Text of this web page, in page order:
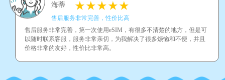
海蒂
售后服务非常完善，性价比高
售后服务非常完善，第一次使用eSIM，有很多不清楚的地方，但是可
以随时联系客服，服务非常亲切，为我解决了很多烦恼和不便，并且
价格非常的友好，性价比非常高。